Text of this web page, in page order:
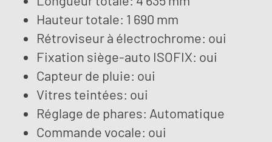
Hauteur totale: 1 690 mm
Rétroviseur à électrochrome: oui
Fixation siège-auto ISOFIX: oui
Capteur de pluie: oui
Vitres teintées: oui
Réglage de phares: Automatique
Commande vocale: oui